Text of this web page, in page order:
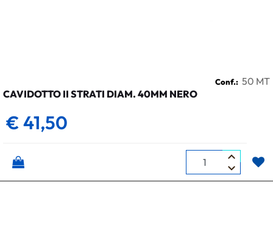
Conf.: 50 MT
CAVIDOTTO II STRATI DIAM. 40MM NERO
€ 41,50
Quantità